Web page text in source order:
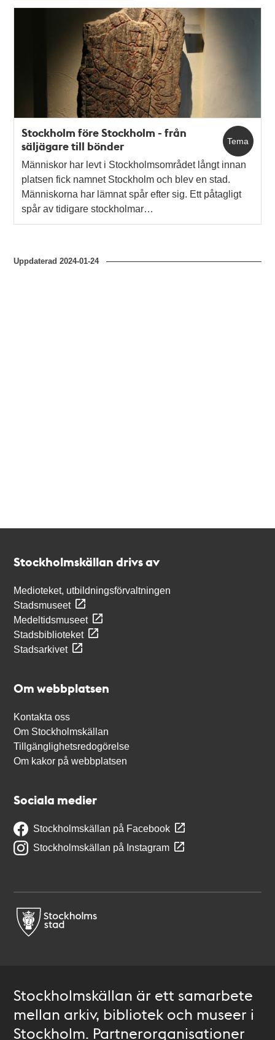
Tema
Stockholm före Stockholm - från
säljägare till bönder
Människor har levt i Stockholmsområdet långt innan
platsen fick namnet Stockholm och blev en stad.
Människorna har lämnat spår efter sig. Ett påtagligt
spår av tidigare stockholmar…
Uppdaterad2024-01-24
Stockholmskällan drivs av
Medioteket, utbildningsförvaltningen
Stadsmuseet
Medeltidsmuseet
Stadsbiblioteket
Stadsarkivet
Om webbplatsen
Kontakta oss
Om Stockholmskällan
Tillgänglighetsredogörelse
Om kakor på webbplatsen
Sociala medier
Stockholmskällan på Facebook
Stockholmskällan på Instagram
Stockholmskällan är ett samarbete
mellan arkiv, bibliotek och museer i
Stockholm. Partnerorganisationer